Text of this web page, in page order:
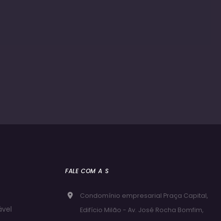
FALE COM A S
Condomínio empresarial Praça Capital,
Edifício Milão - Av. José Rocha Bomfim,